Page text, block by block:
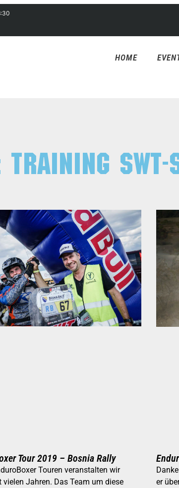
HOME
SWT-
Tour 2019 – Bosnia Rally
Touren veranstalten wir
vielen Jahren. Das Team um diese
er